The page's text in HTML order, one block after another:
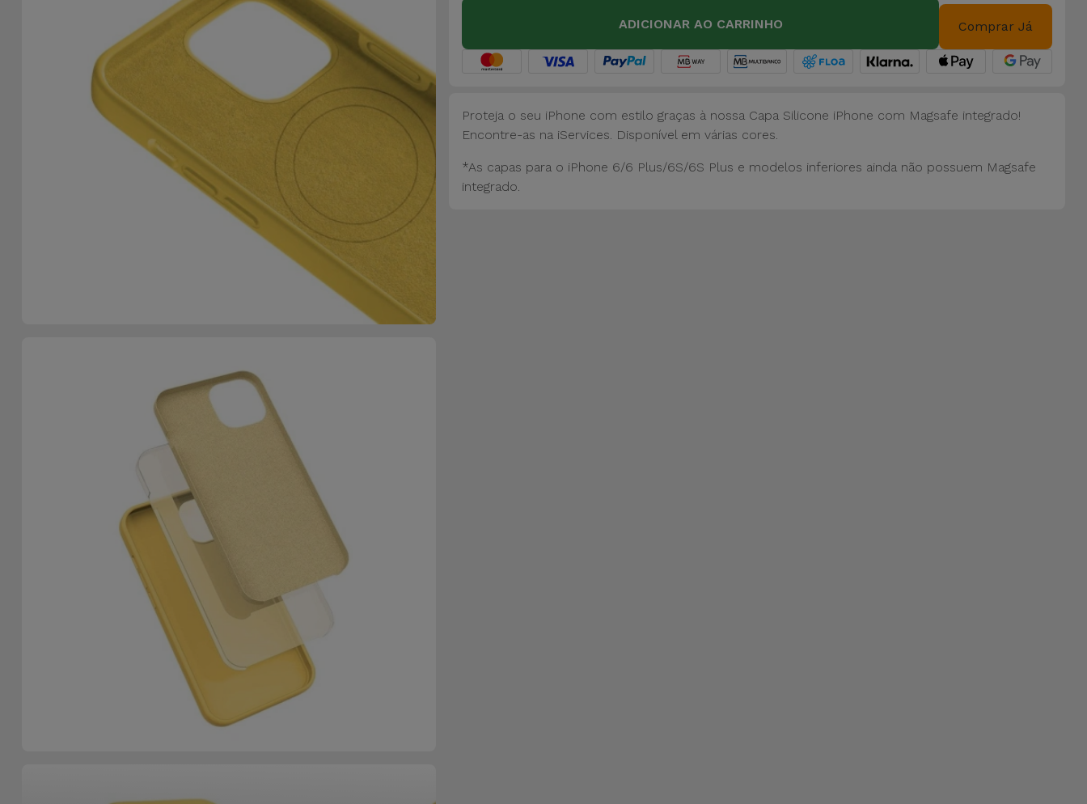
ADICIONAR AO CARRINHO Comprar Já
Proteja o seu iPhone com estilo graças à nossa Capa Silicone iPhone com Magsafe integrado!
Encontre-as na iServices. Disponível em várias cores.
*As capas para o iPhone 6/6 Plus/6S/6S Plus e modelos inferiores ainda não possuem Magsafe
integrado.